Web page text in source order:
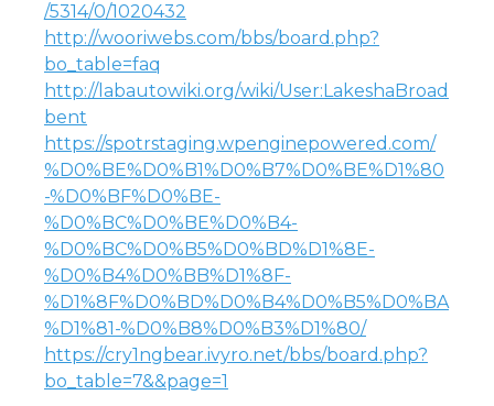
/5314/0/1020432
http://wooriwebs.com/bbs/board.php?
bo_table=faq
http://labautowiki.org/wiki/User:LakeshaBroad
bent
https://spotrstaging.wpenginepowered.com/
%D0%BE%D0%B1%D0%B7%D0%BE%D1%80
-%D0%BF%D0%BE-
%D0%BC%D0%BE%D0%B4-
%D0%BC%D0%B5%D0%BD%D1%8E-
%D0%B4%D0%BB%D1%8F-
%D1%8F%D0%BD%D0%B4%D0%B5%D0%BA
%D1%81-%D0%B8%D0%B3%D1%80/
https://cry1ngbear.ivyro.net/bbs/board.php?
bo_table=7&&page=1